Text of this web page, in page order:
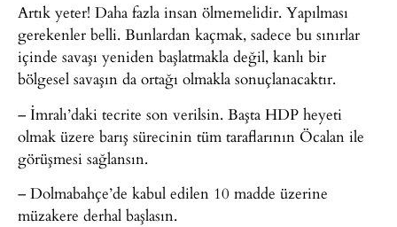
Artık yeter! Daha fazla insan ölmemelidir. Yapılması
gerekenler belli. Bunlardan kaçmak, sadece bu sınırlar
içinde savaşı yeniden başlatmakla değil, kanlı bir
bölgesel savaşın da ortağı olmakla sonuçlanacaktır.
– İmralı’daki tecrite son verilsin. Başta HDP heyeti
olmak üzere barış sürecinin tüm taraflarının Öcalan ile
görüşmesi sağlansın.
– Dolmabahçe’de kabul edilen 10 madde üzerine
müzakere derhal başlasın.